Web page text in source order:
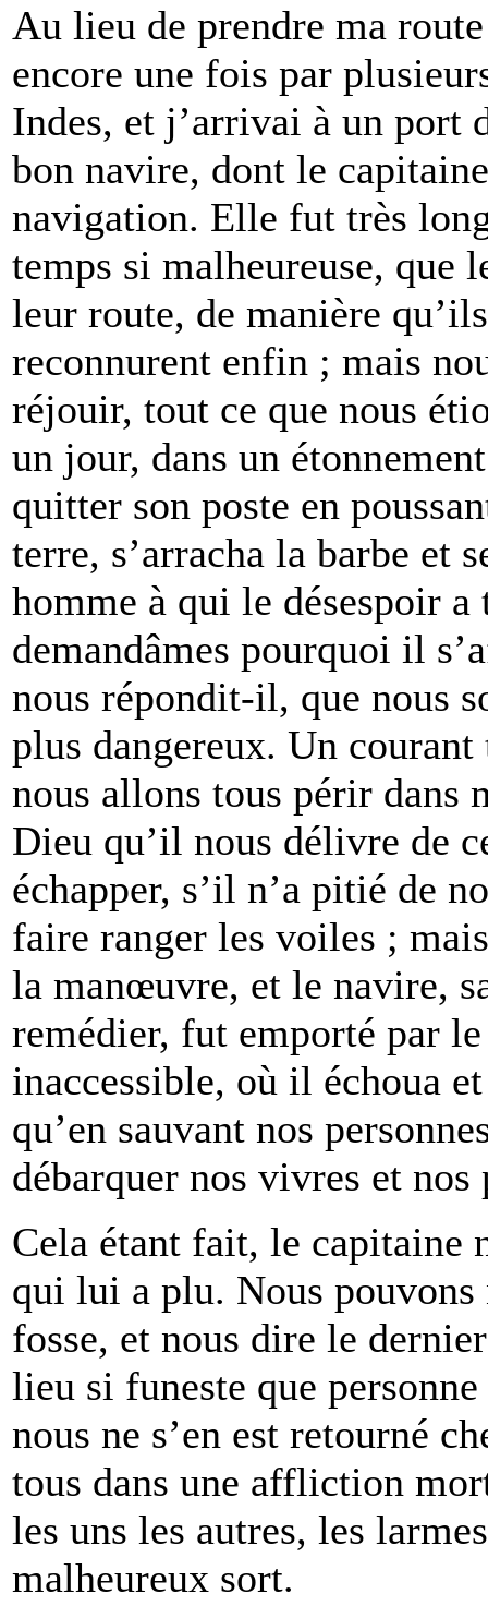
Au lieu de prendre ma
encore une fois par
Indes, et j’arrivai à un port
bon navire, dont le
navigation. Elle fut très
temps si malheureuse, que
leur route, de manière
reconnurent enfin ; mais
réjouir, tout ce que nous
un jour, dans un
quitter son poste en
terre, s’arracha la barbe et
homme à qui le désespoir
demandâmes pourquoi il
nous répondit-il, que nous
plus dangereux. Un
nous allons tous périr dans
Dieu qu’il nous délivre de
échapper, s’il n’a pitié de
faire ranger les voiles ;
la manœuvre, et le navire,
remédier, fut emporté par
inaccessible, où il échoua
qu’en sauvant nos
débarquer nos vivres et
Cela étant fait, le capitaine
qui lui a plu. Nous
fosse, et nous dire le
lieu si funeste que
nous ne s’en est retourné
tous dans une affliction
les uns les autres, les
malheureux sort.